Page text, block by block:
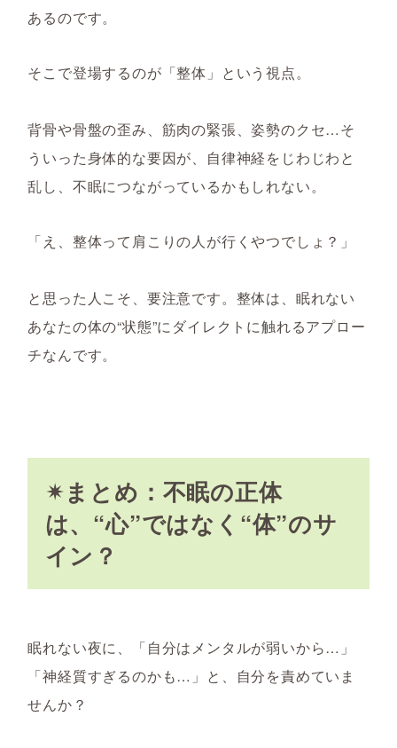
あるのです。
そこで登場するのが「整体」という視点。
背骨や骨盤の歪み、筋肉の緊張、姿勢のクセ…そ
ういった身体的な要因が、自律神経をじわじわと
乱し、不眠につながっているかもしれない。
「え、整体って肩こりの人が行くやつでしょ？」
と思った人こそ、要注意です。整体は、眠れない
あなたの体の“状態”にダイレクトに触れるアプロー
チなんです。
✴まとめ：不眠の正体
は、“心”ではなく“体”のサ
イン？
眠れない夜に、「自分はメンタルが弱いから…」
「神経質すぎるのかも…」と、自分を責めていま
せんか？